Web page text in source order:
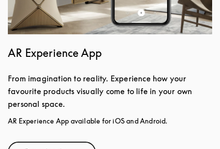
AR Experience App
From imagination to reality. Experience how your
favourite products visually come to life in your own
personal space.
AR Experience App available for iOS and Android.